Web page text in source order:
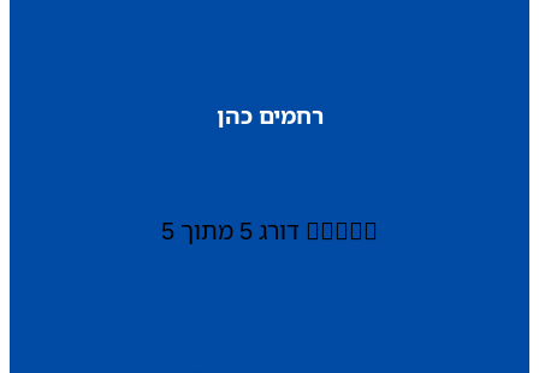
רחמים כהן
 דורג 5 מתוך 5